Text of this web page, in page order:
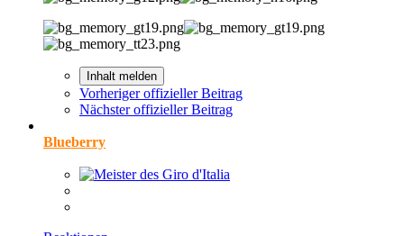
Inhalt melden
Vorheriger offizieller Beitrag
Nächster offizieller Beitrag
Blueberry